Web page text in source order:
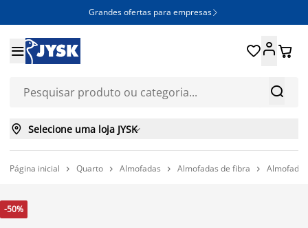
Grandes ofertas para empresas 


 
 Selecione uma loja JYSK
Página inicial  Quarto  Almofadas  Almofadas de fibra  Almofada
-50%